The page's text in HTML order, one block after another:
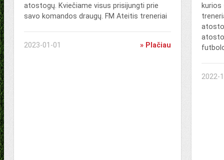
atostogų. Kviečiame visus prisijungti prie
savo komandos draugų. FM Ateitis treneriai
2023-01-01 » Plačiau
2022-